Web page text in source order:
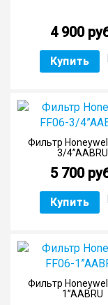
4 900
Купить
Фильтр
3/4”AABRU
5 700
Купить
Фильтр
1”AABRU